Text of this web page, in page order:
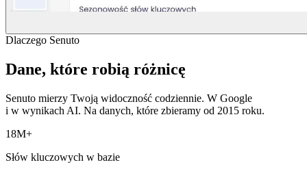
Dlaczego Senuto
Dane, które robią różnicę
Senuto mierzy Twoją widoczność codziennie. W Google
i w wynikach AI. Na danych, które zbieramy od 2015 roku.
18M+
Słów kluczowych w bazie